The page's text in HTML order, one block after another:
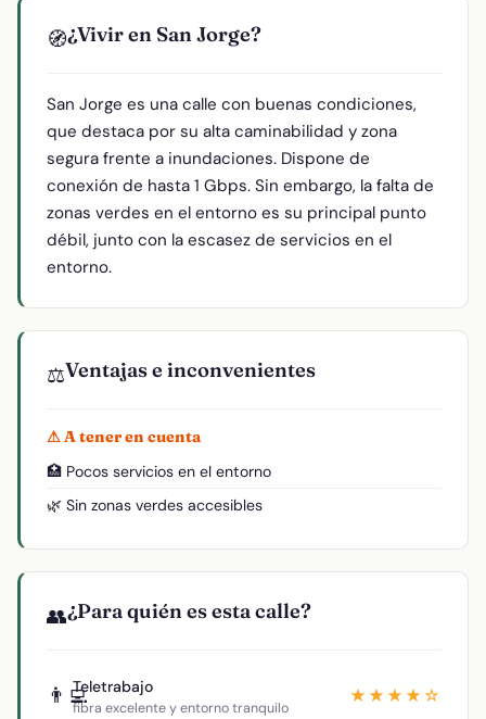
🧭¿Vivir en San Jorge?
San Jorge es una calle con buenas condiciones,
que destaca por su alta caminabilidad y zona
segura frente a inundaciones. Dispone de
conexión de hasta 1 Gbps. Sin embargo, la falta de
zonas verdes en el entorno es su principal punto
débil, junto con la escasez de servicios en el
entorno.
⚖️Ventajas e inconvenientes
⚠ A tener en cuenta
🏥 Pocos servicios en el entorno
🌿 Sin zonas verdes accesibles
👥¿Para quién es esta calle?
👨‍💻Teletrabajo
fibra excelente y entorno tranquilo
★★★★☆